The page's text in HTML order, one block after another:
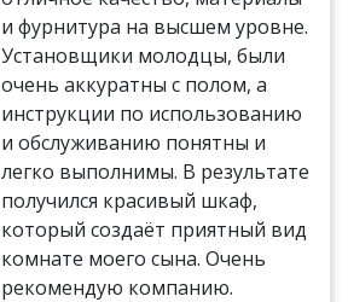
и фурнитура на высшем уровне.
Установщики молодцы, были
очень аккуратны с полом, а
инструкции по использованию
и обслуживанию понятны и
легко выполнимы. В результате
получился красивый шкаф,
который создаёт приятный вид
комнате моего сына. Очень
рекомендую компанию.